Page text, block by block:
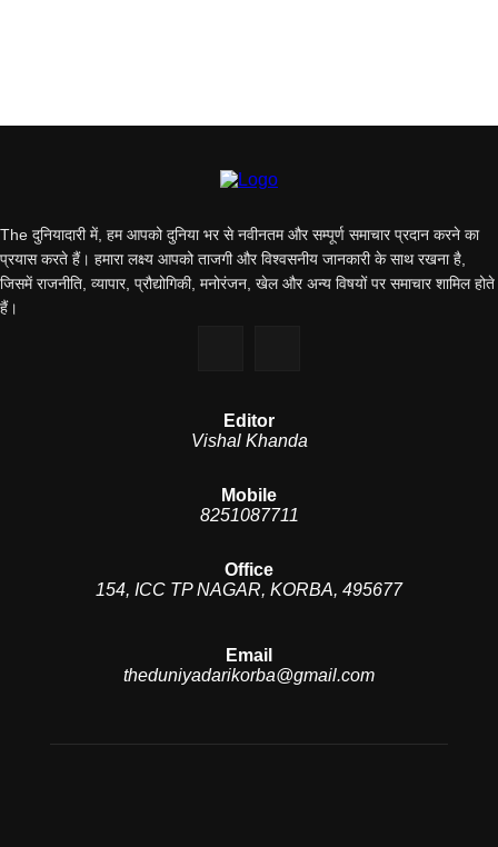
The दुनियादारी में, हम आपको दुनिया भर से नवीनतम और सम्पूर्ण समाचार प्रदान करने का
प्रयास करते हैं। हमारा लक्ष्य आपको ताजगी और विश्वसनीय जानकारी के साथ रखना है,
जिसमें राजनीति, व्यापार, प्रौद्योगिकी, मनोरंजन, खेल और अन्य विषयों पर समाचार शामिल होते
हैं।
Editor
Vishal Khanda
Mobile
8251087711
Office
154, ICC TP NAGAR, KORBA, 495677
Email
theduniyadarikorba@gmail.com